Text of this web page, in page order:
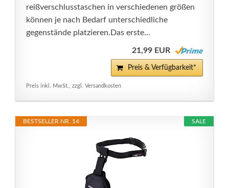
reißverschlusstaschen in verschiedenen größen
können je nach Bedarf unterschiedliche
gegenstände platzieren.Das erste...
21,99 EUR
Preis & Verfügbarkeit*
Preis inkl. MwSt., zzgl. Versandkosten
SALE
BESTSELLER NR. 14